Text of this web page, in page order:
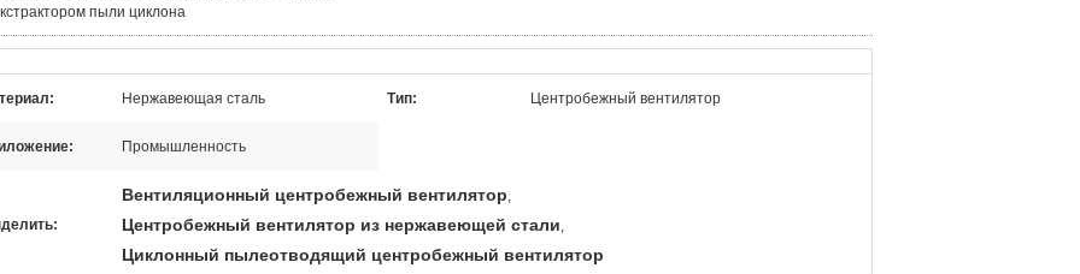
пыли циклона
Нержавеющая сталь Тип: Центробежный вентилятор
Промышленность
Вентиляционный центробежный вентилятор,
Центробежный вентилятор из нержавеющей стали,
Циклонный пылеотводящий центробежный вентилятор